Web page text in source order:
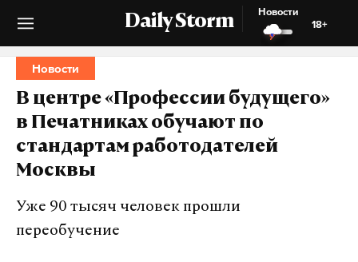
Daily Storm
Новости
18+
Новости
В центре «Профессии будущего»
в Печатниках обучают по
стандартам работодателей
Москвы
Уже 90 тысяч человек прошли
переобучение